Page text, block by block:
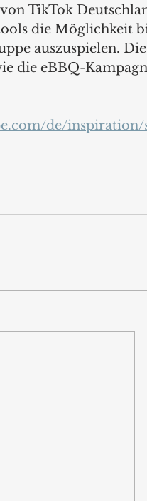
TikTok
die Möglichkeit
auszuspielen.
die eBBQ-
de/